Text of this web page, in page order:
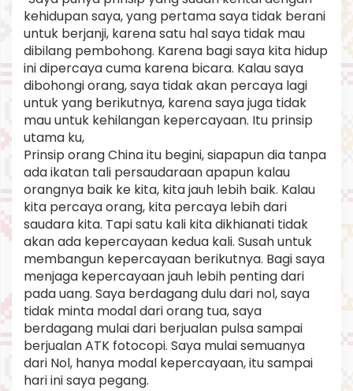
kehidupan saya, yang pertama saya tidak berani
untuk berjanji, karena satu hal saya tidak mau
dibilang pembohong. Karena bagi saya kita hidup
ini dipercaya cuma karena bicara. Kalau saya
dibohongi orang, saya tidak akan percaya lagi
untuk yang berikutnya, karena saya juga tidak
mau untuk kehilangan kepercayaan. Itu prinsip
utama ku,
Prinsip orang China itu begini, siapapun dia tanpa
ada ikatan tali persaudaraan apapun kalau
orangnya baik ke kita, kita jauh lebih baik. Kalau
kita percaya orang, kita percaya lebih dari
saudara kita. Tapi satu kali kita dikhianati tidak
akan ada kepercayaan kedua kali. Susah untuk
membangun kepercayaan berikutnya. Bagi saya
menjaga kepercayaan jauh lebih penting dari
pada uang. Saya berdagang dulu dari nol, saya
tidak minta modal dari orang tua, saya
berdagang mulai dari berjualan pulsa sampai
berjualan ATK fotocopi. Saya mulai semuanya
dari Nol, hanya modal kepercayaan, itu sampai
hari ini saya pegang.